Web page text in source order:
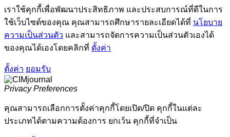
เราใช้คุกกี้เพื่อพัฒนาประสิทธิภาพ และประสบการณ์ที่ดีในการ
ใช้เว็บไซต์ของคุณ คุณสามารถศึกษารายละเอียดได้ที่ นโยบาย
ความเป็นส่วนตัว และสามารถจัดการความเป็นส่วนตัวเองได้
ของคุณได้เองโดยคลิกที่ ตั้งค่า
ตั้งค่า ยอมรับ
Privacy Preferences
คุณสามารถเลือกการตั้งค่าคุกกี้โดยเปิด/ปิด คุกกี้ในแต่ละ
ประเภทได้ตามความต้องการ ยกเว้น คุกกี้ที่จำเป็น